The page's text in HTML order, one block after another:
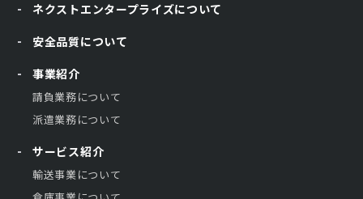
ネクストエンタープライズについて
安全品質について
事業紹介
請負業務について
派遣業務について
サービス紹介
輸送事業について